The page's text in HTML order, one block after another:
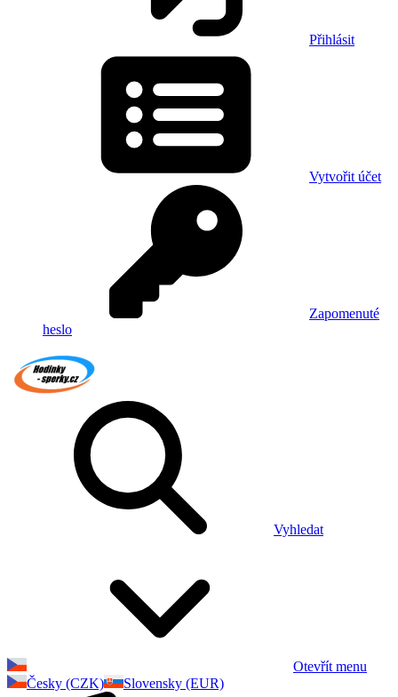
Přihlásit
Vytvořit účet
Zapomenuté
heslo
Vyhledat
Otevřít menu
Česky (CZK)
Slovensky (EUR)